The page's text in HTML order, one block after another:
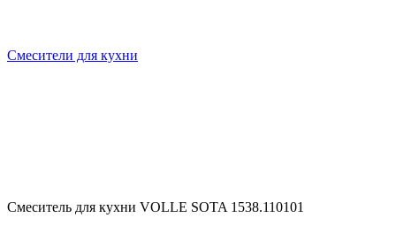
Смесители для кухни
Смеситель для кухни VOLLE SOTA 1538.110101